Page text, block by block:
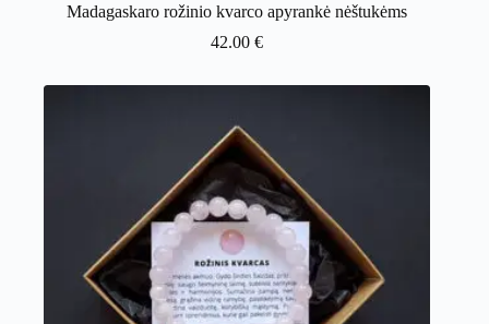
Madagaskaro rožinio kvarco apyrankė nėštukėms
42.00€